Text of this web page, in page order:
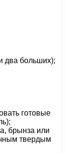
два больших);
готовые
брынза или
твердым